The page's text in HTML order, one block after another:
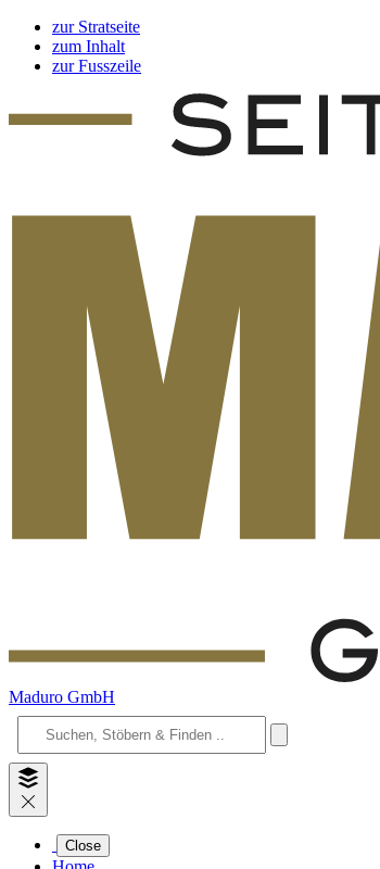
zur Stratseite
zum Inhalt
zur Fusszeile
Maduro GmbH
Close